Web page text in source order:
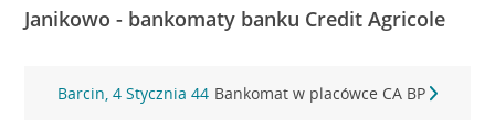
Janikowo - bankomaty banku Credit Agricole
Barcin, 4 Stycznia 44 Bankomat w placówce CA BP